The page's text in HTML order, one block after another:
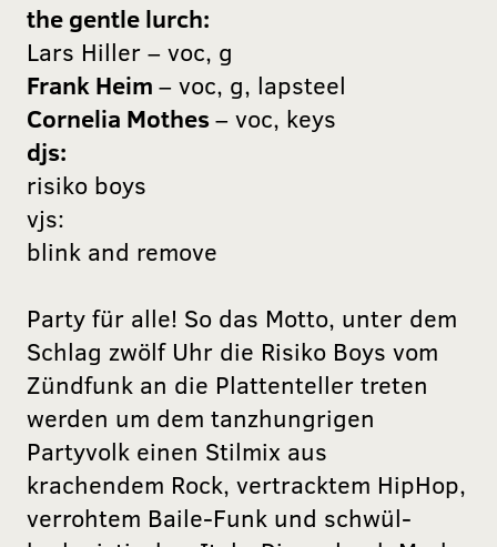
the gentle lurch:
Lars Hiller – voc, g
Frank Heim – voc, g, lapsteel
Cornelia Mothes– voc, keys
djs:
risiko boys
vjs:
blink and remove
Party für alle! So das Motto, unter dem
Schlag zwölf Uhr die Risiko Boys vom
Zündfunk an die Plattenteller treten
werden um dem tanzhungrigen
Partyvolk einen Stilmix aus
krachendem Rock, vertracktem HipHop,
verrohtem Baile-Funk und schwül-